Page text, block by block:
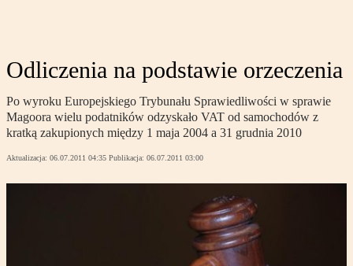
Odliczenia na podstawie orzeczenia
Po wyroku Europejskiego Trybunału Sprawiedliwości w sprawie
Magoora wielu podatników odzyskało VAT od samochodów z
kratką zakupionych między 1 maja 2004 a 31 grudnia 2010
Aktualizacja: 06.07.2011 04:35 Publikacja: 06.07.2011 03:00